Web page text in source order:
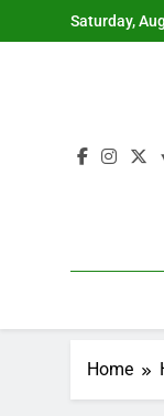
to
Saturday,
Home